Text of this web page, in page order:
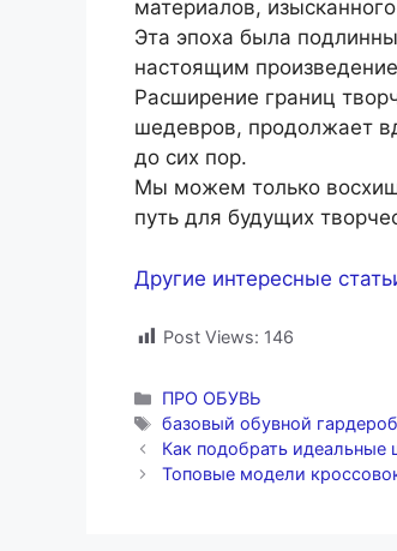
материалов,
Эта эпоха была
настоящим
Расширение границ
шедевров, продолжает
до сих пор.
Мы можем только
путь для будущих
Другие интересные
Post Views: 146
Рубрики
ПРО ОБУВЬ
Метки
базовый обувной гардероб
Как подобрать идеальные
Топовые модели